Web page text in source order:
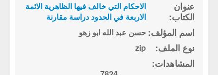
الاحكام التي خالف فيها الظاهرية الائمة
الاربعة في الحدود دراسة مقارنة
حسن عبد الله ابو زهو
zip